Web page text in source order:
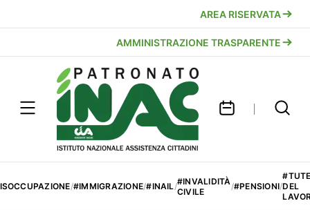
AREA RISERVATA
AMMINISTRAZIONE TRASPARENTE
/#IMMIGRAZIONE/#INAIL/#INVALIDITÀ
CIVILE
/#PENSIONI/DEL